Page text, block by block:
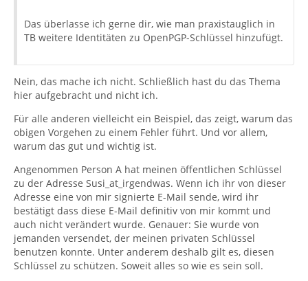
Das überlasse ich gerne dir, wie man praxistauglich in
TB weitere Identitäten zu OpenPGP-Schlüssel hinzufügt.
Nein, das mache ich nicht. Schließlich hast du das Thema
hier aufgebracht und nicht ich.
Für alle anderen vielleicht ein Beispiel, das zeigt, warum das
obigen Vorgehen zu einem Fehler führt. Und vor allem,
warum das gut und wichtig ist.
Angenommen Person A hat meinen öffentlichen Schlüssel
zu der Adresse Susi_at_irgendwas. Wenn ich ihr von dieser
Adresse eine von mir signierte E-Mail sende, wird ihr
bestätigt dass diese E-Mail definitiv von mir kommt und
auch nicht verändert wurde. Genauer: Sie wurde von
jemanden versendet, der meinen privaten Schlüssel
benutzen konnte. Unter anderem deshalb gilt es, diesen
Schlüssel zu schützen. Soweit alles so wie es sein soll.